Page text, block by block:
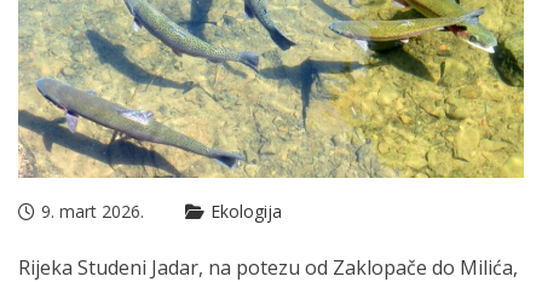
9. mart 2026. Ekologija
Rijeka Studeni Jadar, na potezu od Zaklopače do Milića,